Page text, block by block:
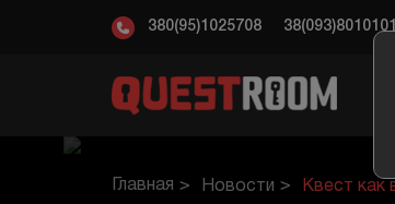
380(95)1025708 38(093)8010101
Главная Новости Квест как